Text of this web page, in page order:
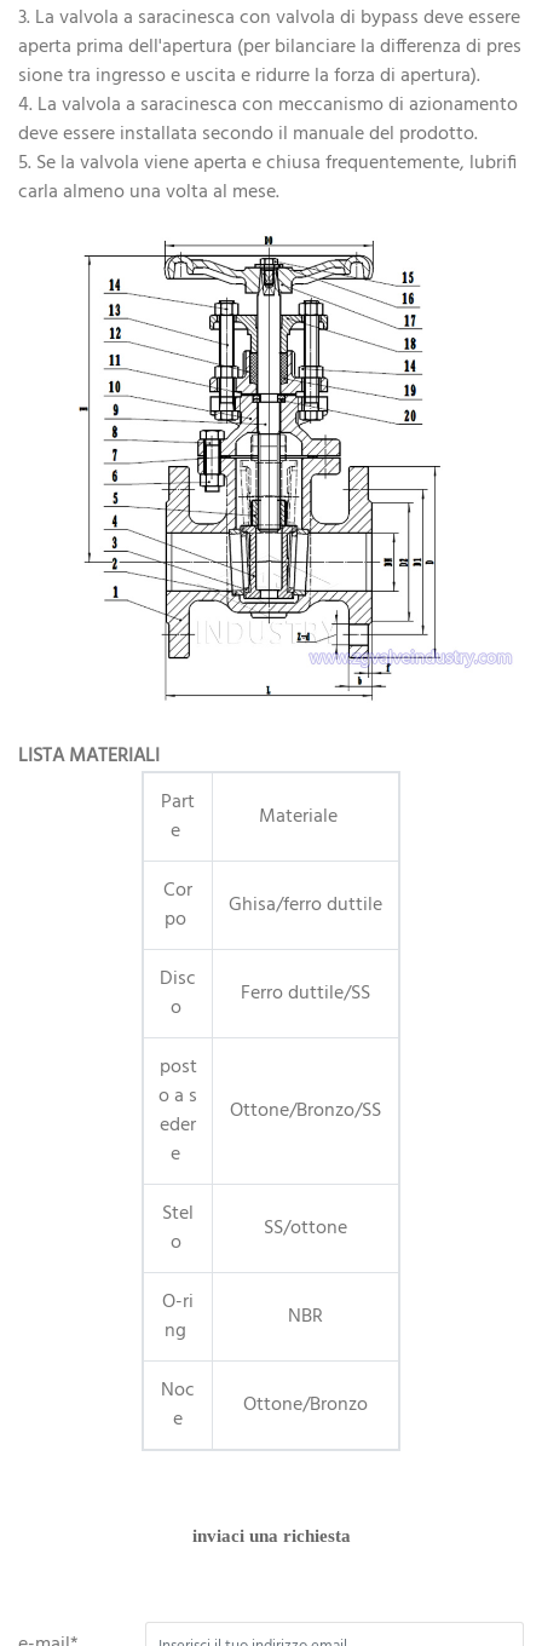
3. La valvola a saracinesca con valvola di bypass deve essere
aperta prima dell'apertura (per bilanciare la differenza di pres
sione tra ingresso e uscita e ridurre la forza di apertura).
4. La valvola a saracinesca con meccanismo di azionamento
deve essere installata secondo il manuale del prodotto.
5. Se la valvola viene aperta e chiusa frequentemente, lubrifi
carla almeno una volta al mese.
LISTA MATERIALI
Part
e
Materiale
Cor
po
Ghisa/ferro duttile
Disc
o
Ferro duttile/SS
post
o a s
eder
e
Ottone/Bronzo/SS
Stel
o
SS/ottone
O-ri
ng
NBR
Noc
e
Ottone/Bronzo
inviaci una richiesta